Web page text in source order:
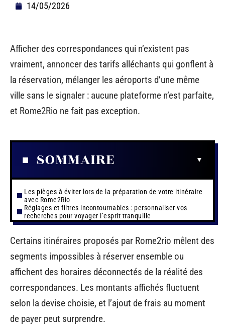
14/05/2026
Afficher des correspondances qui n’existent pas
vraiment, annoncer des tarifs alléchants qui gonflent à
la réservation, mélanger les aéroports d’une même
ville sans le signaler : aucune plateforme n’est parfaite,
et Rome2Rio ne fait pas exception.
SOMMAIRE
Les pièges à éviter lors de la préparation de votre itinéraire
avec Rome2Rio
Réglages et filtres incontournables : personnaliser vos
recherches pour voyager l’esprit tranquille
Certains itinéraires proposés par Rome2rio mêlent des
segments impossibles à réserver ensemble ou
affichent des horaires déconnectés de la réalité des
correspondances. Les montants affichés fluctuent
selon la devise choisie, et l’ajout de frais au moment
de payer peut surprendre.